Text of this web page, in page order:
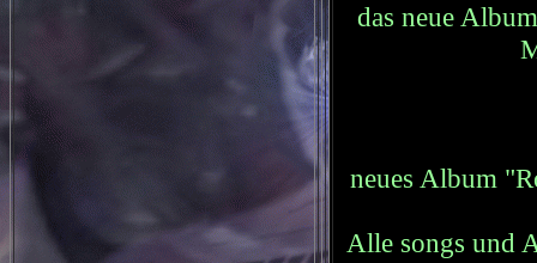
das neue
neues Album
Alle songs und